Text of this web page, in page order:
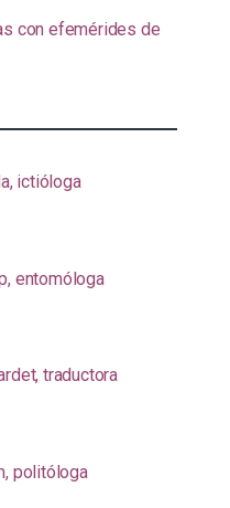
con efemérides de
ictióloga
entomóloga
traductora
politóloga